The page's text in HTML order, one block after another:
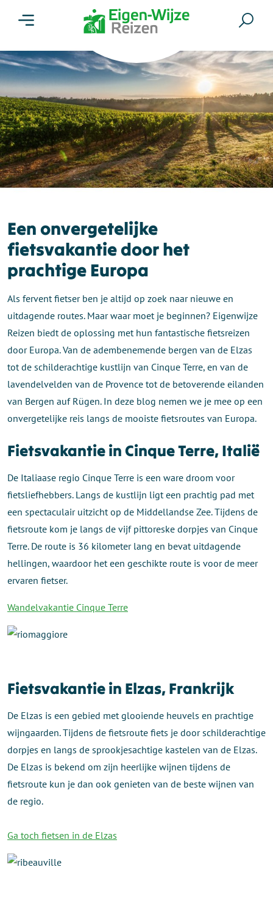
Een onvergetelijke
fietsvakantie door het
prachtige Europa
Als fervent fietser ben je altijd op zoek naar nieuwe en
uitdagende routes. Maar waar moet je beginnen? Eigenwijze
Reizen biedt de oplossing met hun fantastische fietsreizen
door Europa. Van de adembenemende bergen van de Elzas
tot de schilderachtige kustlijn van Cinque Terre, en van de
lavendelvelden van de Provence tot de betoverende eilanden
van Bergen auf Rügen. In deze blog nemen we je mee op een
onvergetelijke reis langs de mooiste fietsroutes van Europa.
Fietsvakantie in Cinque Terre, Italië
De Italiaase regio Cinque Terre is een ware droom voor
fietsliefhebbers. Langs de kustlijn ligt een prachtig pad met
een spectaculair uitzicht op de Middellandse Zee. Tijdens de
fietsroute kom je langs de vijf pittoreske dorpjes van Cinque
Terre. De route is 36 kilometer lang en bevat uitdagende
hellingen, waardoor het een geschikte route is voor de meer
ervaren fietser.
Wandelvakantie Cinque Terre
Fietsvakantie in Elzas, Frankrijk
De Elzas is een gebied met glooiende heuvels en prachtige
wijngaarden. Tijdens de fietsroute fiets je door schilderachtige
dorpjes en langs de sprookjesachtige kastelen van de Elzas.
De Elzas is bekend om zijn heerlijke wijnen tijdens de
fietsroute kun je dan ook genieten van de beste wijnen van
de regio.
Ga toch fietsen in de Elzas